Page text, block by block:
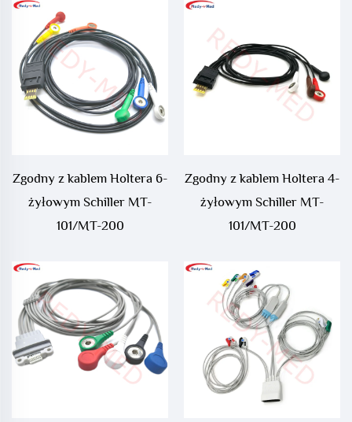
Zgodny z kablem Holtera 6-
żyłowym Schiller MT-
101/MT-200
Zgodny z kablem Holtera 4-
żyłowym Schiller MT-
101/MT-200